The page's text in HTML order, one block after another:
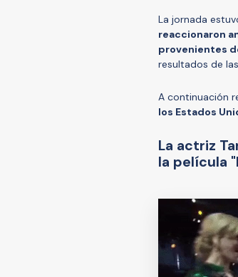
La jornada
reaccionaron
provenientes
resultados de
A continuación
los Estados
La actriz
la película